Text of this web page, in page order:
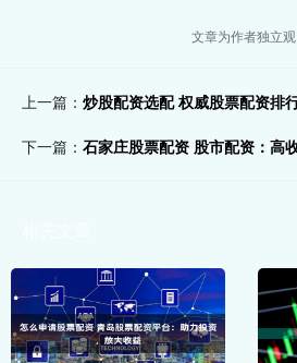
文章为作者独立
上一篇： 炒股配资选配 权威股票配资排
下一篇： 石家庄股票配资 股市配资：高